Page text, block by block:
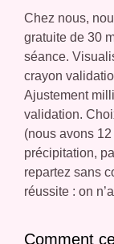
Chez nous,
gratuite de 30
séance.
crayon
Ajustement
validation.
(nous avons
précipitation,
repartez sans
réussite : on
Comment